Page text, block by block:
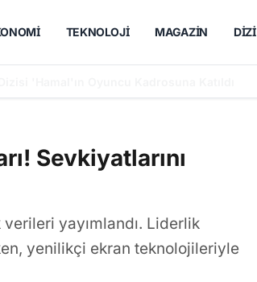
TEKNOLOJI MAGAZIN DIZI
Sevkiyatlarını
yayımlandı. Liderlik
yenilikçi ekran teknolojileriyle